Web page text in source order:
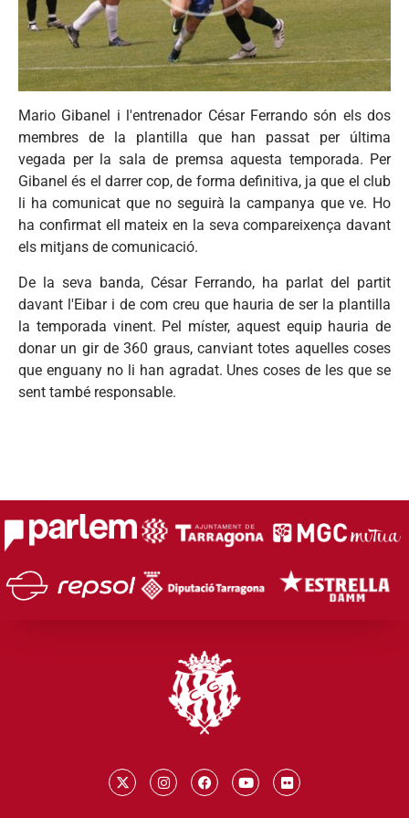
Mario Gibanel i l'entrenador César Ferrando són els dos
membres de la plantilla que han passat per última
vegada per la sala de premsa aquesta temporada. Per
Gibanel és el darrer cop, de forma definitiva, ja que el club
li ha comunicat que no seguirà la campanya que ve. Ho
ha confirmat ell mateix en la seva compareixença davant
els mitjans de comunicació.
De la seva banda, César Ferrando, ha parlat del partit
davant l'Eibar i de com creu que hauria de ser la plantilla
la temporada vinent. Pel míster, aquest equip hauria de
donar un gir de 360 graus, canviant totes aquelles coses
que enguany no li han agradat. Unes coses de les que se
sent també responsable.